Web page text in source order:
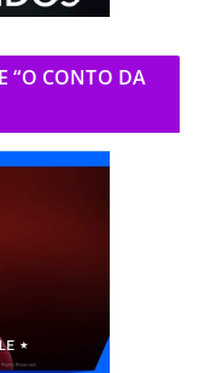
“O CONTO DA